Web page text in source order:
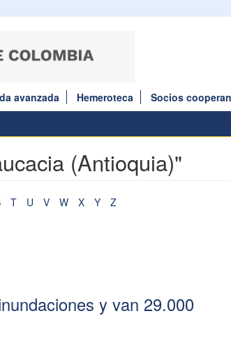
avanzada Hemeroteca
Socios
(Antioquia)"
T U V W X Y Z
y van 29.000